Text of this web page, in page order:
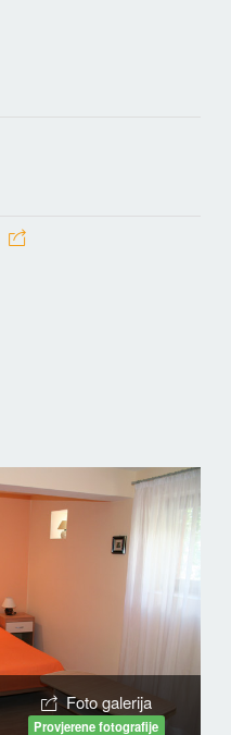
Foto galerija
Provjerene fotografije